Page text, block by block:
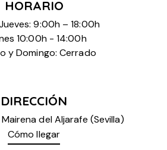
HORARIO
9:00h – 18:00h
10:00h - 14:00h
y Domingo: Cerrado
DIRECCIÓN
del Aljarafe (Sevilla)
Cómo llegar